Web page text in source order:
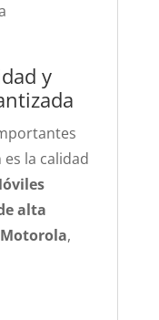
y
la calidad
alta
,